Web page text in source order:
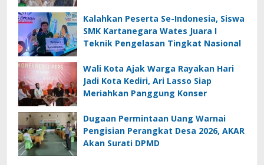
Kalahkan Peserta Se-Indonesia, Siswa
SMK Kartanegara Wates Juara I
Teknik Pengelasan Tingkat Nasional
Wali Kota Ajak Warga Rayakan Hari
Jadi Kota Kediri, Ari Lasso Siap
Meriahkan Panggung Konser
Dugaan Permintaan Uang Warnai
Pengisian Perangkat Desa 2026, AKAR
Akan Surati DPMD